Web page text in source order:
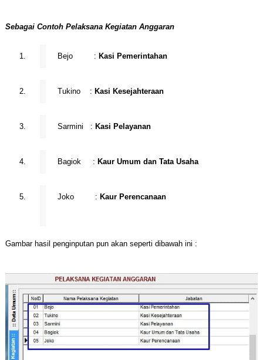
Sebagai Contoh Pelaksana Kegiatan Anggaran
Bejo : Kasi Pemerintahan
Tukino : Kasi Kesejahteraan
Sarmini : Kasi Pelayanan
Bagiok : Kaur Umum dan Tata Usaha
Joko : Kaur Perencanaan
Gambar hasil penginputan pun akan seperti dibawah ini :